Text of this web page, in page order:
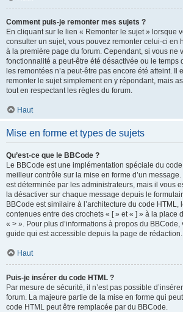
Comment puis-je remonter mes sujets ?
En cliquant sur le lien « Remonter le sujet » lorsque
consulter un sujet, vous pouvez remonter celui-ci en
à la première page du forum. Cependant, si vous ne
fonctionnalité a peut-être été désactivée ou le temps
les remontées n’a peut-être pas encore été atteint. Il
remonter le sujet simplement en y répondant, mais
tout en respectant les règles du forum.
Haut
Mise en forme et types de sujets
Qu’est-ce que le BBCode ?
Le BBCode est une implémentation spéciale du
meilleur contrôle sur la mise en forme d’un message.
est déterminée par les administrateurs, mais il vous
la désactiver sur chaque message depuis le
BBCode est similaire à l’architecture du code HTML,
contenues entre des crochets « [ » et « ] » à la place
« > ». Pour plus d’informations à propos du
guide qui est accessible depuis la page de rédaction.
Haut
Puis-je insérer du code HTML ?
Par mesure de sécurité, il n’est pas possible
forum. La majeure partie de la mise en forme qui
code HTML peut être remplacée par du BBCode.